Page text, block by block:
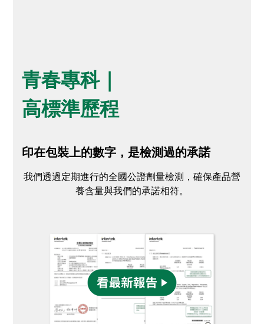
青春專科｜
高標準歷程
印在包裝上的數字，是檢測過的承諾
我們透過定期進行的全國公證劑量檢測，確保產品營
養含量與我們的承諾相符。